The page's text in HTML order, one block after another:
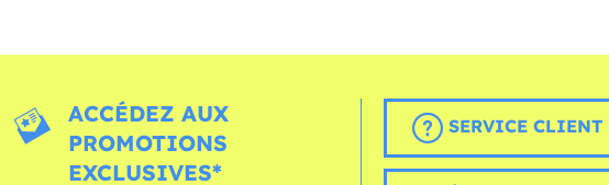
ACCÉDEZ AUX
PROMOTIONS
EXCLUSIVES*
SERVICE CLIENT